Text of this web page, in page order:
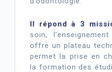
Il répond à 3
soin,
offre un plateau
permet la prise en
la formation des